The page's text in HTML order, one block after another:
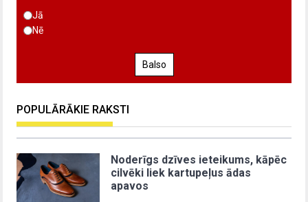
Jā
Nē
Balso
POPULĀRĀKIE RAKSTI
Noderīgs dzīves ieteikums, kāpēc
cilvēki liek kartupeļus ādas
apavos